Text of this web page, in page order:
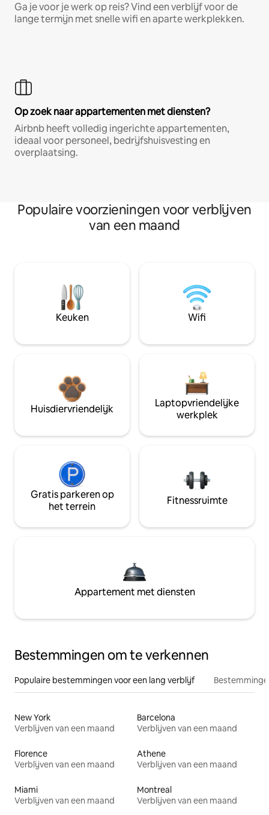
Ga je voor je werk op reis? Vind een verblijf voor de
lange termijn met snelle wifi en aparte werkplekken.
Op zoek naar appartementen met diensten?
Airbnb heeft volledig ingerichte appartementen,
ideaal voor personeel, bedrijfshuisvesting en
overplaatsing.
Populaire voorzieningen voor verblijven
van een maand
Keuken Wifi
Huisdiervriendelijk
Laptopvriendelijke
werkplek
Gratis parkeren op
het terrein
Fitnessruimte
Appartement met diensten
Bestemmingen om te verkennen
Populaire bestemmingen voor een lang verblijf
New York
Verblijven van een maand
Barcelona
Verblijven van een maand
Florence
Verblijven van een maand
Athene
Verblijven van een maand
Miami
Verblijven van een maand
Montreal
Verblijven van een maand